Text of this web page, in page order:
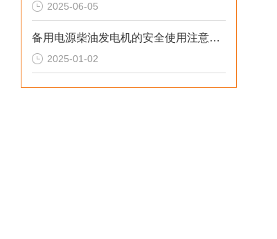
2025-06-05
备用电源柴油发电机的安全使用注意事项
2025-01-02